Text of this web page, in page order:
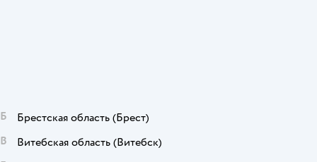
Б Брестская область (Брест)
В
Витебская область (Витебск)